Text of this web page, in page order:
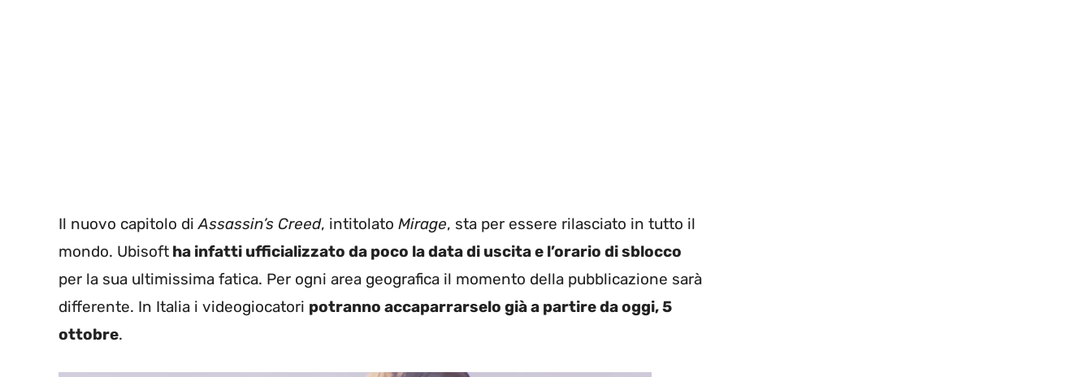
Il nuovo capitolo diAssassin’s Creed, intitolato Mirage, sta per essere rilasciato in tutto il
mondo. Ubisoft ha infatti ufficializzato da poco la data di uscita e l’orario di sblocco
per la sua ultimissima fatica. Per ogni area geografica il momento della pubblicazione sarà
differente. In Italia i videogiocatori potranno accaparrarselo già a partire da oggi, 5
ottobre.